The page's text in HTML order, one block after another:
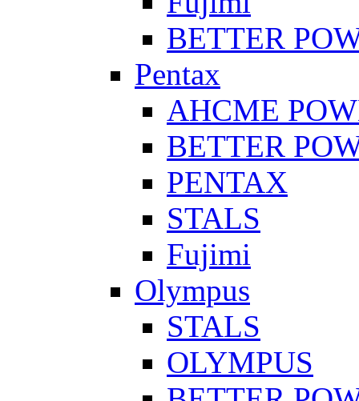
BETTER
Pentax
AHCME
BETTER
PENTAX
STALS
Fujimi
Olympus
STALS
OLYMPUS